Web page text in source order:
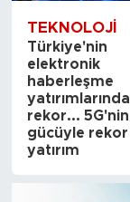
TEKNOLOJI
Türkiye'nin
elektronik
haberleşme
yatırımlarında
rekor... 5G'nin
gücüyle rekor
yatırım